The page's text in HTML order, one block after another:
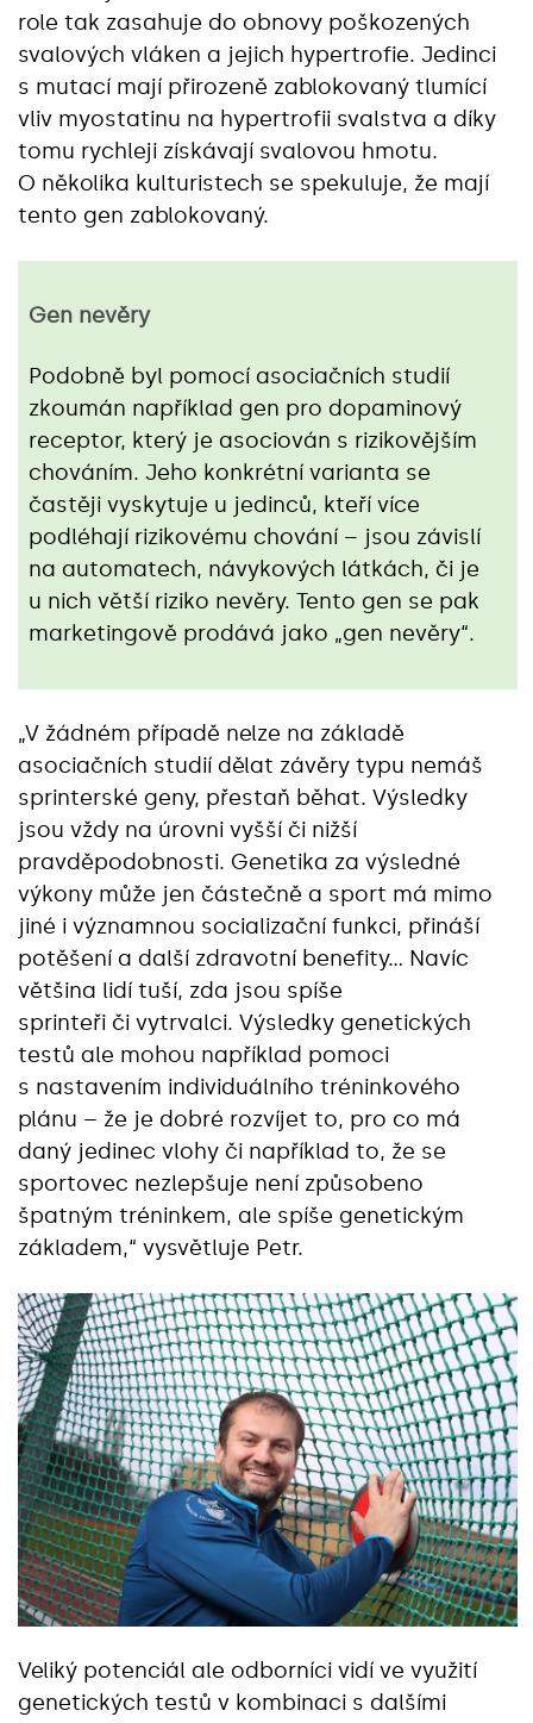
role tak zasahuje do obnovy poškozených
svalových vláken a jejich hypertrofie. Jedinci
s mutací mají přirozeně zablokovaný tlumící
vliv myostatinu na hypertrofii svalstva a díky
tomu rychleji získávají svalovou hmotu.
O několika kulturistech se spekuluje, že mají
tento gen zablokovaný.
Gen nevěry
Podobně byl pomocí asociačních studií
zkoumán například gen pro dopaminový
receptor, který je asociován s rizikovějším
chováním. Jeho konkrétní varianta se
častěji vyskytuje u jedinců, kteří více
podléhají rizikovému chování – jsou závislí
na automatech, návykových látkách, či je
u nich větší riziko nevěry. Tento gen se pak
marketingově prodává jako „gen nevěry“.
„V žádném případě nelze na základě
asociačních studií dělat závěry typu nemáš
sprinterské geny, přestaň běhat. Výsledky
jsou vždy na úrovni vyšší či nižší
pravděpodobnosti. Genetika za výsledné
výkony může jen částečně a sport má mimo
jiné i významnou socializační funkci, přináší
potěšení a další zdravotní benefity… Navíc
většina lidí tuší, zda jsou spíše
sprinteři či vytrvalci. Výsledky genetických
testů ale mohou například pomoci
s nastavením individuálního tréninkového
plánu – že je dobré rozvíjet to, pro co má
daný jedinec vlohy či například to, že se
sportovec nezlepšuje není způsobeno
špatným tréninkem, ale spíše genetickým
základem,“ vysvětluje Petr.
Veliký potenciál ale odborníci vidí ve využití
genetických testů v kombinaci s dalšími